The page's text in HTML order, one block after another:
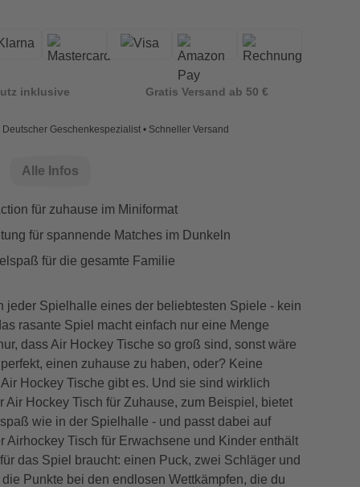
inklusive Gratis Versand ab 50 €
Deutscher Geschenkespezialist • Schneller Versand
Alle Infos
für zuhause im Miniformat
für spannende Matches im Dunkeln
für die gesamte Familie
jeder Spielhalle eines der beliebtesten Spiele - kein
rasante Spiel macht einfach nur eine Menge
dass Air Hockey Tische so groß sind, sonst wäre
einen zuhause zu haben, oder? Keine
Hockey Tische gibt es. Und sie sind wirklich
Air Hockey Tisch für Zuhause, zum Beispiel, bietet
wie in der Spielhalle - und passt dabei auf
Airhockey Tisch für Erwachsene und Kinder enthält
das Spiel braucht: einen Puck, zwei Schläger und
Punkte bei den endlosen Wettkämpfen, die du